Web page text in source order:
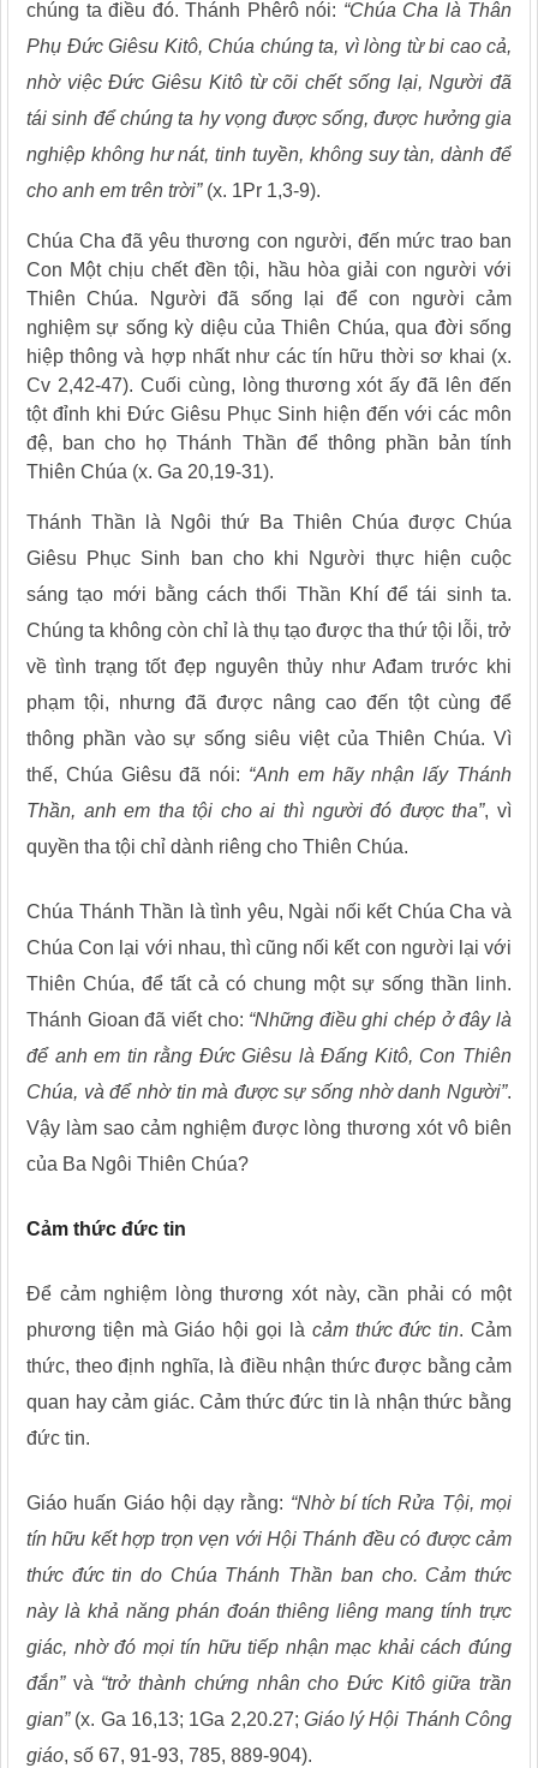
chúng ta điều đó. Thánh Phêrô nói: “Chúa Cha là Thân
Phụ Đức Giêsu Kitô, Chúa chúng ta, vì lòng từ bi cao cả,
nhờ việc Đức Giêsu Kitô từ cõi chết sống lại, Người đã
tái sinh để chúng ta hy vọng được sống, được hưởng gia
nghiệp không hư nát, tinh tuyền, không suy tàn, dành để
cho anh em trên trời”(x. 1Pr 1,3-9).
Chúa Cha đã yêu thương con người, đến mức trao ban
Con Một chịu chết đền tội, hầu hòa giải con người với
Thiên Chúa. Người đã sống lại để con người cảm
nghiệm sự sống kỳ diệu của Thiên Chúa, qua đời sống
hiệp thông và hợp nhất như các tín hữu thời sơ khai (x.
Cv 2,42-47). Cuối cùng, lòng thương xót ấy đã lên đến
tột đỉnh khi Đức Giêsu Phục Sinh hiện đến với các môn
đệ, ban cho họ Thánh Thần để thông phần bản tính
Thiên Chúa (x. Ga 20,19-31).
Thánh Thần là Ngôi thứ Ba Thiên Chúa được Chúa
Giêsu Phục Sinh ban cho khi Người thực hiện cuộc
sáng tạo mới bằng cách thổi Thần Khí để tái sinh ta.
Chúng ta không còn chỉ là thụ tạo được tha thứ tội lỗi, trở
về tình trạng tốt đẹp nguyên thủy như Ađam trước khi
phạm tội, nhưng đã được nâng cao đến tột cùng để
thông phần vào sự sống siêu việt của Thiên Chúa. Vì
thế, Chúa Giêsu đã nói: “Anh em hãy nhận lấy Thánh
Thần, anh em tha tội cho ai thì người đó được tha”, vì
quyền tha tội chỉ dành riêng cho Thiên Chúa.
Chúa Thánh Thần là tình yêu, Ngài nối kết Chúa Cha và
Chúa Con lại với nhau, thì cũng nối kết con người lại với
Thiên Chúa, để tất cả có chung một sự sống thần linh.
Thánh Gioan đã viết cho: “Những điều ghi chép ở đây là
để anh em tin rằng Đức Giêsu là Đấng Kitô, Con Thiên
Chúa, và để nhờ tin mà được sự sống nhờ danh Người”.
Vậy làm sao cảm nghiệm được lòng thương xót vô biên
của Ba Ngôi Thiên Chúa?
Cảm thức đức tin
Để cảm nghiệm lòng thương xót này, cần phải có một
phương tiện mà Giáo hội gọi là cảm thức đức tin. Cảm
thức, theo định nghĩa, là điều nhận thức được bằng cảm
quan hay cảm giác. Cảm thức đức tin là nhận thức bằng
đức tin.
Giáo huấn Giáo hội dạy rằng: “Nhờ bí tích Rửa Tội, mọi
tín hữu kết hợp trọn vẹn với Hội Thánh đều có được cảm
thức đức tin do Chúa Thánh Thần ban cho. Cảm thức
này là khả năng phán đoán thiêng liêng mang tính trực
giác, nhờ đó mọi tín hữu tiếp nhận mạc khải cách đúng
đắn” và “trở thành chứng nhân cho Đức Kitô giữa trần
gian”(x. Ga 16,13; 1Ga 2,20.27; Giáo lý Hội Thánh Công
giáo, số 67, 91-93, 785, 889-904).